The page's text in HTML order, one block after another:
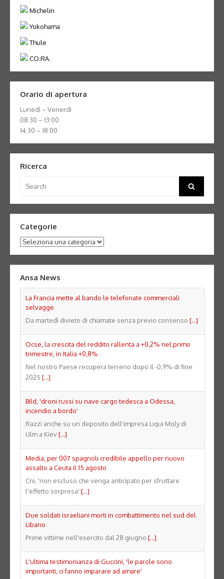
Michelin
Yokohama
Thule
CO.RA.
Orario di apertura
Lunedì – Venerdì
08:30 – 13:00
14:30 – 18:00
Ricerca
for:
Search
Categorie
Categorie
Ansa News
La Francia mette al bando le telefonate commerciali
selvagge
Da martedì divieto di chiamate senza previo consenso [...]
Ocse, la crescita del reddito rallenta a +0,2% nel primo
trimestre, in Italia +0,8%
Nel nostro Paese recupera terreno dopo il -0,9% di fine
2025 [...]
Bild, 'droni russi su nave cargo tedesca a Odessa,
incendio a bordo'
Razzi anche su un deposito dell'impresa Liqui Moly di
Ulm a Kiev[...]
Media, per 007 spagnoli credibile appello per nuovo
assalto a Ceuta il 15 agosto
Cni, 'non escluso che venga anticipato per sfruttare
l'effetto sorpresa' [...]
Due soldati israeliani morti in combattimento nel sud del
Libano
Prime vittime nell'esercito dal 28 giugno [...]
L'ultima testimonianza di Guccini, 'le parole sono
importanti, ci fanno imparare ad amare'